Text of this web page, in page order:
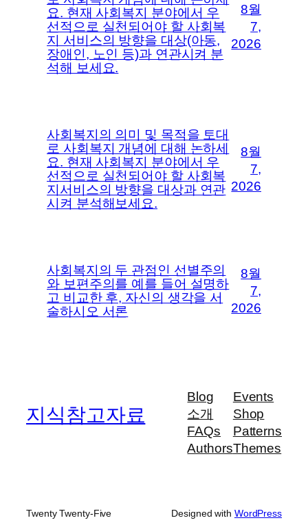
요. 현재 사회복지 분야에서 우
선적으로 실천되어야 할 사회복
지 서비스의 방향을 대상(아동,
장애인, 노인 등)과 연관시켜 분
석해 보세요.
8월
7,
2026
사회복지의 의미 및 목적을 토대
로 사회복지 개념에 대해 논하세
요. 현재 사회복지 분야에서 우
선적으로 실천되어야 할 사회복
지서비스의 방향을 대상과 연관
시켜 분석해보세요.
8월
7,
2026
사회복지의 두 관점인 선별주의
와 보편주의를 예를 들어 설명하
고 비교한 후, 자신의 생각을 서
술하시오 서론
8월
7,
2026
지식참고자료
Blog
소개
FAQs
Authors
Events
Shop
Patterns
Themes
Twenty Twenty-Five Designed with WordPress